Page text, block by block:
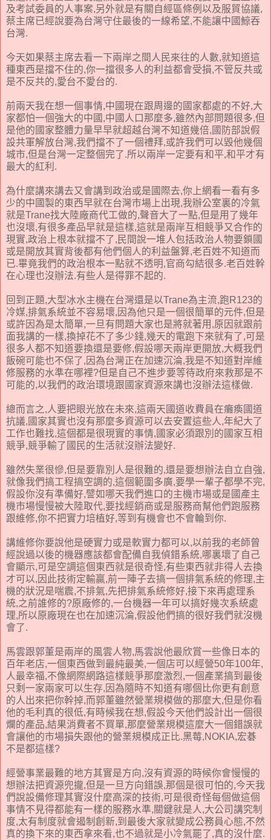
及考試委員的人事案,另外就是有關自經區條例以及服貿協議,
蔡主席已經說要為台灣守住最後的一線希望,不能讓中國鯨吞
台灣.
今天如果蔡主席去看一下兩岸之間人民來往的人數,就知道這
種東西是擋不住的,你一擋很多人的利益都會受損,不管反共或
是不反共的,愛台不愛台的.
前兩天我在想一個事情,中國現在跟周邊的國家都處的不好,大
家都怕一個強大的中國,中國人口那麼多,雖然內部問題很多,但
是他的國家整體力量早早就超越台灣不知道幾倍,國防部說假
設共軍解放台灣,我們擋不了一個禮拜,或許我們可以毀他幾個
城市,但是台灣一定整個完了.所以兩岸一定要有和平,和平才有
最大的紅利.
為什麼講來講去又會講到政治或是國際去,你上網看一看有多
少的中國製的東西早就在台灣市場上出現,我辦公室裏的冷氣
就是Trane找大陸廠商代工做的,聲音大了一點,但是用了幾年
也沒壞,有很多產品早就是這樣,這就是兩岸互相競爭又合作的
現實,政治上根本就擋不了,民間說一堆人包括政治人物要鎖國
或是開放其實背後都有他們個人的利益盤算,老百姓不知道而
已.畢竟我們的政治根本一點就不透明,官商勾結很多.老百姓幹
在心理也沒辦法.有些人是得罪不起的.
回到正題,大型冰水主機在台灣還是以Trane為主流,跑R123的
冷媒,排氣系統並不容易壞,因為他只是一個很簡單的元件,但是
或許因為是太簡單,一旦有問題大家也是將就著用,原因就跟前
面我講的一樣,換掉花不了多少錢,幾天的電跑下來就有了,可是
很多人都不知道要換還是要修,假設哪天兩岸更開放,大概我們
飯碗可能也不保了,因為台灣正在加速沉淪,我是不知道對岸維
修服務的水準在哪裡?但是自己不進步要等待政府來救那是不
可能的,以我們的政治環境跟國家資源來講也沒辦法這樣做.
總而言之,人要把眼光放在未來,這兩天國道收費員在癱瘓國道
抗議,國家其實也沒有那麼多資源可以去安置這些人,年紀大了
工作也難找,這個都是很現實的事情,國家必須跟別的國家互相
競爭,競爭輸了國民的生活就沒辦法變好.
雖然失業很慘,但是要靠別人是很難的,還是要想辦法自立自強,
就像我們搞工程搞空調的,這個範圍多廣,要學一輩子都學不完,
假設你沒有準備好,譬如哪天我們進口的主機市場或是國產主
機市場慢慢被大陸取代,要找經銷商或是服務商幫他們跑服務
跟維修,你不把實力培植好,等到有機會也不會輪到你.
講維修你要說他是硬實力或是軟實力都可以,以前我的老師曾
經說過以後的機器應該都會配備自我偵錯系統,哪裏壞了自己
會顯示,可是空調這個東西就是很奇怪,有些東西就非得人去換
才可以,因此技術定輸贏,前一陣子去搞一個排氣系統的修理,主
機的狀況是喘震,不排氣,先把排氣系統修好,接下來再處理系
統,之前誰修的?原廠修的,一台機器一年可以搞好幾次系統處
理,所以原廠現在也在加速沉淪,假設他們搞的很好我們就沒機
會了.
馬雲跟郭董是兩岸的風雲人物,馬雲說他最欣賞一些像日本的
百年老店,一個東西做到最純最美,一個店可以經營50年100年,
人最幸福,不像網際網路這樣競爭那麼激烈,一個產業搞到最後
只剩一家兩家可以生存,因為隨時不知道有哪個比你更有創意
的人出來把你幹掉,而郭董雖然營業規模做的那麼大,但是你看
他的毛利真的很低,有時候我在想,假設今天他們設計出一個很
爛的產品,結果消費者不買單,那麼營業規模這麼大一個錯誤就
會讓他的市場損失跟他的營業規模成正比.黑莓,NOKIA,宏碁
不是都這樣?
經營事業最難的地方其實是方向,沒有資源的時候你會慢慢的
想辦法把資源兜攏,但是一旦方向錯誤,那個是很可怕的,今天我
們說設備修理其實沒什麼高深的技術,可是很奇怪每個做這個
事情不見得都能有一樣的服務水準,關鍵就是人,大公司講究制
度,太有制度就會遏制創新,到最後大家就變成公務員心態,不然
真的換下來的東西拿來看,也不過就是小冷氣罷了,真的沒什麼.